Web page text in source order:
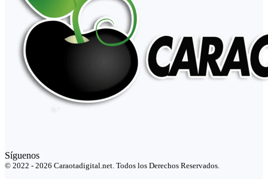
Síguenos
© 2022 - 2026 Caraotadigital.net. Todos los Derechos Reservados.